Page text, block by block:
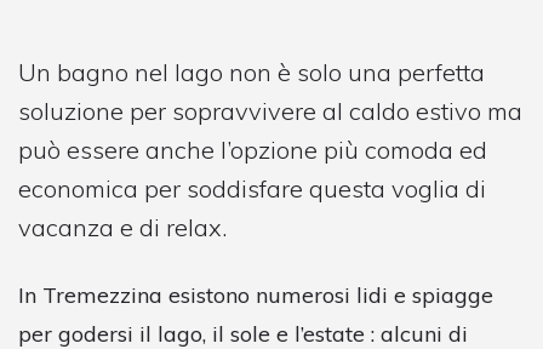
Un bagno nel lago non è solo una perfetta
soluzione per sopravvivere al caldo estivo ma
può essere anche l’opzione più comoda ed
economica per soddisfare questa voglia di
vacanza e di relax.
In Tremezzina esistono numerosi lidi e spiagge
per godersi il lago, il sole e l’estate : alcuni di